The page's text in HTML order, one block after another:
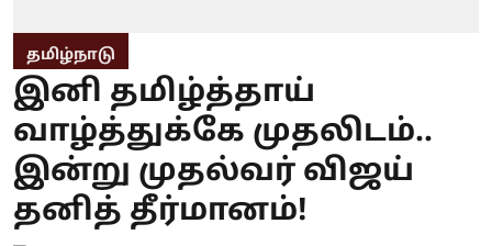
தமிழ்நாடு
இனி தமிழ்த்தாய்
வாழ்த்துக்கே முதலிடம்..
இன்று முதல்வர் விஜய்
தனித் தீர்மானம்!